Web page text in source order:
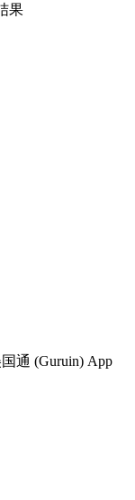
果
通 (Guruin) App